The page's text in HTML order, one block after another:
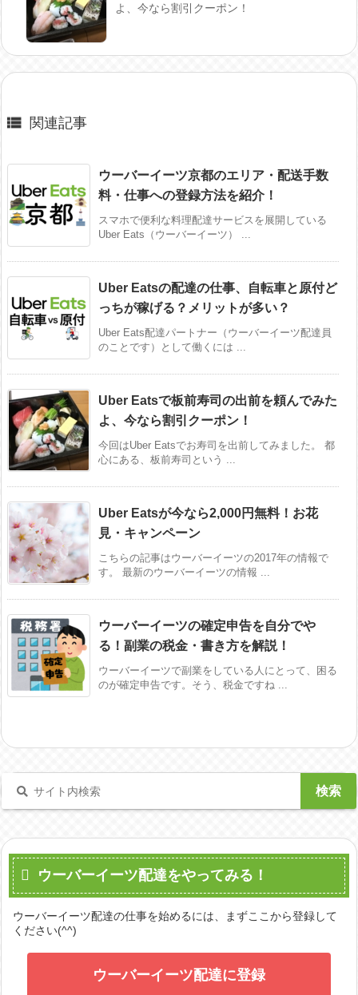
よ、今なら割引クーポン！
 関連記事
ウーバーイーツ京都のエリア・配送手数
料・仕事への登録方法を紹介！
スマホで便利な料理配達サービスを展開している
Uber Eats（ウーバーイーツ） ...
Uber Eatsの配達の仕事、自転車と原付ど
っちが稼げる？メリットが多い？
Uber Eats配達パートナー（ウーバーイーツ配達員
のことです）として働くには ...
Uber Eatsで板前寿司の出前を頼んでみた
よ、今なら割引クーポン！
今回はUber Eatsでお寿司を出前してみました。 都
心にある、板前寿司という ...
Uber Eatsが今なら2,000円無料！お花
見・キャンペーン
こちらの記事はウーバーイーツの2017年の情報で
す。 最新のウーバーイーツの情報 ...
ウーバーイーツの確定申告を自分でや
る！副業の税金・書き方を解説！
ウーバーイーツで副業をしている人にとって、困る
のが確定申告です。そう、税金ですね ...
ウーバーイーツ配達をやってみる！
ウーバーイーツ配達の仕事を始めるには、まずここから登録して
ください(^^)
ウーバーイーツ配達に登録